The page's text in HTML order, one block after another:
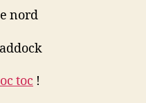
nord
toc !